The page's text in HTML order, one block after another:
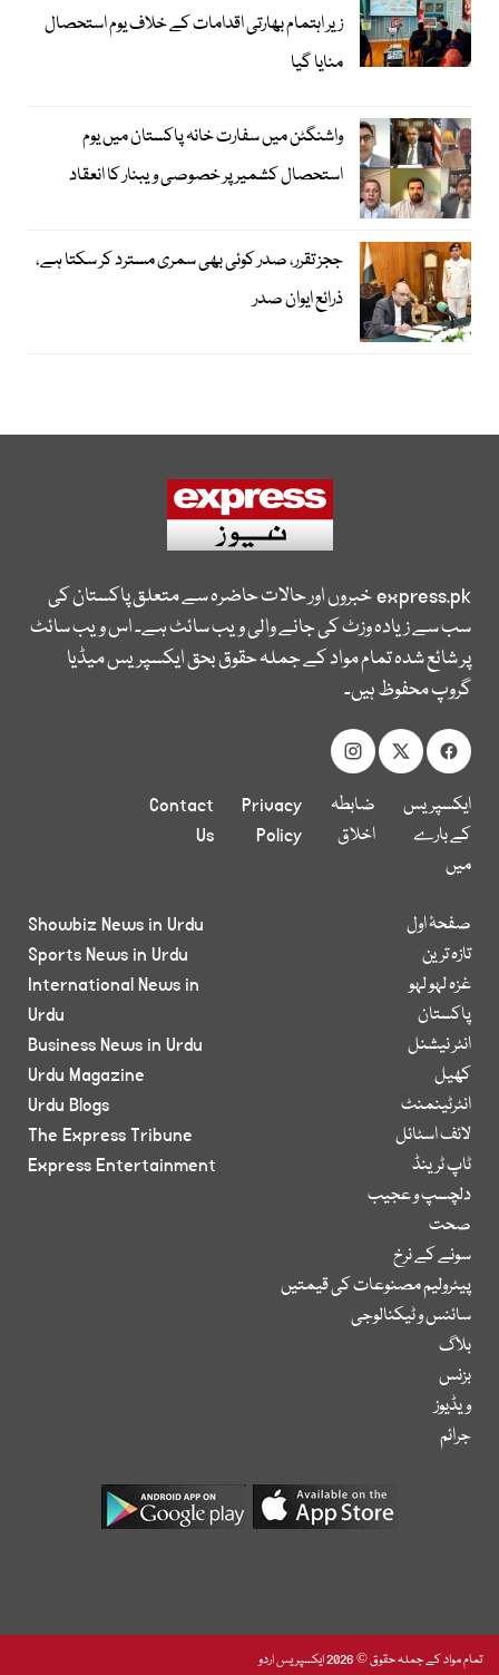
زیر اہتمام بھارتی اقدامات کے خلاف یوم استحصال
منایا گیا
واشنگٹن میں سفارت خانہ پاکستان میں یوم
استحصال کشمیر پر خصوصی ویبنار کا انعقاد
ججز تقرر، صدر کوئی بھی سمری مسترد کر سکتا ہے،
ذرائع ایوان صدر
express.pkخبروں اور حالات حاضرہ سے متعلق پاکستان کی
سب سے زیادہ وزٹ کی جانے والی ویب سائٹ ہے۔ اس ویب سائٹ
پر شائع شدہ تمام مواد کے جملہ حقوق بحق ایکسپریس میڈیا
گروپ محفوظ ہیں۔
ایکسپریس
کے بارے
میں
ضابطہ
اخلاق
Privacy
Policy
Contact
Us
صفحۂ اول
تازہ ترین
غزہ لہو لہو
پاکستان
انٹر نیشنل
کھیل
انٹرٹینمنٹ
لائف اسٹائل
ٹاپ ٹرینڈ
دلچسپ و عجیب
صحت
سونے کے نرخ
پیٹرولیم مصنوعات کی قیمتیں
سائنس و ٹیکنالوجی
بلاگ
بزنس
ویڈیوز
جرائم
Showbiz News in Urdu
Sports News in Urdu
International News in
Urdu
Business News in Urdu
Urdu Magazine
Urdu Blogs
The Express Tribune
Express Entertainment
تمام مواد کے جملہ حقوق © 2026 ایکسپریس اردو